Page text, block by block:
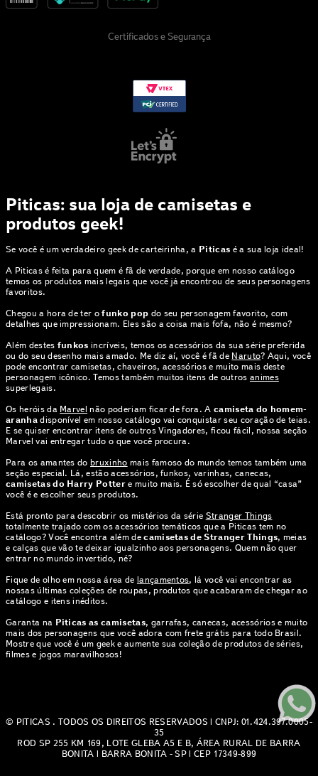
Certificados e Segurança
Piticas: sua loja de camisetas e
produtos geek!
Se você é um verdadeiro geek de carteirinha, a Piticas é a sua loja ideal!
A Piticas é feita para quem é fã de verdade, porque em nosso catálogo
temos os produtos mais legais que você já encontrou de seus personagens
favoritos.
Chegou a hora de ter ofunko pop do seu personagem favorito, com
detalhes que impressionam. Eles são a coisa mais fofa, não é mesmo?
Além destes funkos incríveis, temos os acessórios da sua série preferida
ou do seu desenho mais amado. Me diz aí, você é fã de Naruto? Aqui, você
pode encontrar camisetas, chaveiros, acessórios e muito mais deste
personagem icônico. Temos também muitos itens de outros animes
superlegais.
Os heróis da Marvel não poderiam ficar de fora. Acamiseta do homem-
aranhadisponível em nosso catálogo vai conquistar seu coração de teias.
E se quiser encontrar itens de outros Vingadores, ficou fácil, nossa seção
Marvel vai entregar tudo o que você procura.
Para os amantes dobruxinho mais famoso do mundo temos também uma
seção especial. Lá, estão acessórios, funkos, varinhas, canecas,
camisetas do Harry Potter e muito mais. É só escolher de qual “casa”
você é e escolher seus produtos.
Está pronto para descobrir os mistérios da série Stranger Things
totalmente trajado com os acessórios temáticos que a Piticas tem no
catálogo? Você encontra além decamisetas de Stranger Things, meias
e calças que vão te deixar igualzinho aos personagens. Quem não quer
entrar no mundo invertido, né?
Fique de olho em nossa área de lançamentos, lá você vai encontrar as
nossas últimas coleções de roupas, produtos que acabaram de chegar ao
catálogo e itens inéditos.
Garanta na Piticas as camisetas, garrafas, canecas, acessórios e muito
mais dos personagens que você adora com frete grátis para todo Brasil.
Mostre que você é um geek e aumente sua coleção de produtos de séries,
filmes e jogos maravilhosos!
© PITICAS . TODOS OS DIREITOS RESERVADOS | CNPJ: 01.424.397.0005-
35
ROD SP 255 KM 169, LOTE GLEBA A5 E B, ÁREA RURAL DE BARRA
BONITA | BARRA BONITA - SP | CEP 17349-899